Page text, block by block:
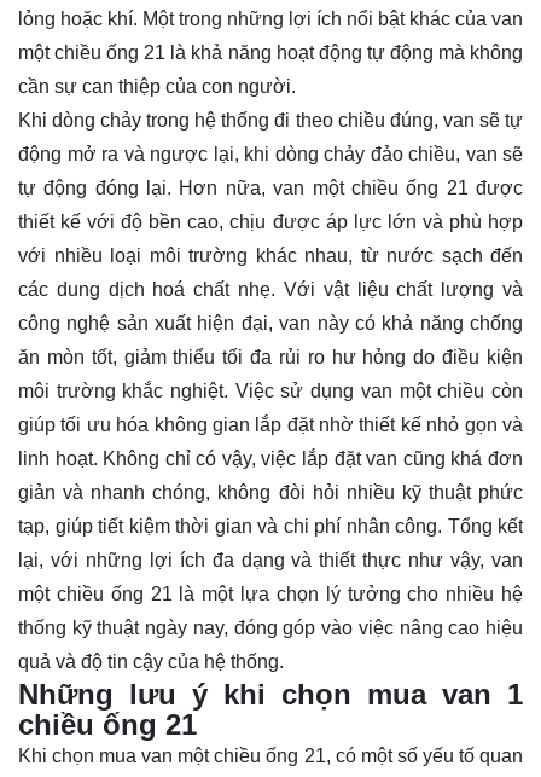
lỏng hoặc khí. Một trong những lợi ích nổi bật khác của van
một chiều ống 21 là khả năng hoạt động tự động mà không
cần sự can thiệp của con người.
Khi dòng chảy trong hệ thống đi theo chiều đúng, van sẽ tự
động mở ra và ngược lại, khi dòng chảy đảo chiều, van sẽ
tự động đóng lại. Hơn nữa, van một chiều ống 21 được
thiết kế với độ bền cao, chịu được áp lực lớn và phù hợp
với nhiều loại môi trường khác nhau, từ nước sạch đến
các dung dịch hoá chất nhẹ. Với vật liệu chất lượng và
công nghệ sản xuất hiện đại, van này có khả năng chống
ăn mòn tốt, giảm thiểu tối đa rủi ro hư hỏng do điều kiện
môi trường khắc nghiệt. Việc sử dụng van một chiều còn
giúp tối ưu hóa không gian lắp đặt nhờ thiết kế nhỏ gọn và
linh hoạt. Không chỉ có vậy, việc lắp đặt van cũng khá đơn
giản và nhanh chóng, không đòi hỏi nhiều kỹ thuật phức
tạp, giúp tiết kiệm thời gian và chi phí nhân công. Tổng kết
lại, với những lợi ích đa dạng và thiết thực như vậy, van
một chiều ống 21 là một lựa chọn lý tưởng cho nhiều hệ
thống kỹ thuật ngày nay, đóng góp vào việc nâng cao hiệu
quả và độ tin cậy của hệ thống.
Những lưu ý khi chọn mua van 1
chiều ống 21
Khi chọn mua van một chiều ống 21, có một số yếu tố quan